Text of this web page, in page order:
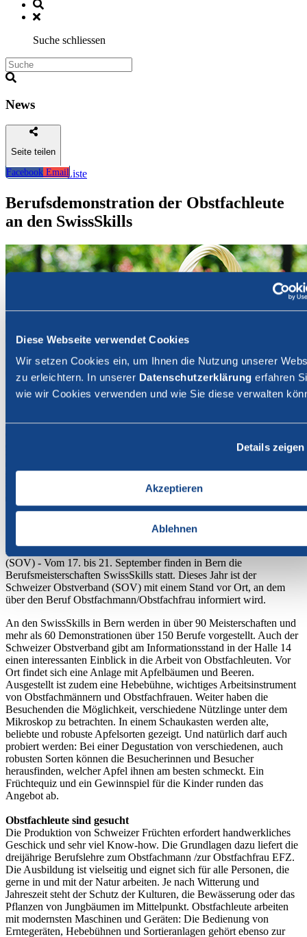
Diese Webseite verwendet Cookies
Wir setzen Cookies ein, um Ihnen die Nutzung unserer
zu erleichtern. In unserer Datenschutzerklärung erfahren
wie wir Cookies verwenden und wie Sie diese verwalten
Details zeigen
Akzeptieren
Ablehnen
Suche schliessen
News
Seite teilen
Facebook Email
Zurück zur Liste
Berufsdemonstration der Obstfachleute
an den SwissSkills
Branche Schweiz
(SOV) - Vom 17. bis 21. September finden in Bern die
Berufsmeisterschaften SwissSkills statt. Dieses Jahr ist der
Schweizer Obstverband (SOV) mit einem Stand vor Ort, an dem
über den Beruf Obstfachmann/Obstfachfrau informiert wird.
An den SwissSkills in Bern werden in über 90 Meisterschaften und
mehr als 60 Demonstrationen über 150 Berufe vorgestellt. Auch der
Schweizer Obstverband gibt am Informationsstand in der Halle 14
einen interessanten Einblick in die Arbeit von Obstfachleuten. Vor
Ort findet sich eine Anlage mit Apfelbäumen und Beeren.
Ausgestellt ist zudem eine Hebebühne, wichtiges Arbeitsinstrument
von Obstfachmännern und Obstfachfrauen. Weiter haben die
Besuchenden die Möglichkeit, verschiedene Nützlinge unter dem
Mikroskop zu betrachten. In einem Schaukasten werden alte,
beliebte und robuste Apfelsorten gezeigt. Und natürlich darf auch
probiert werden: Bei einer Degustation von verschiedenen, auch
robusten Sorten können die Besucherinnen und Besucher
herausfinden, welcher Apfel ihnen am besten schmeckt. Ein
Früchtequiz und ein Gewinnspiel für die Kinder runden das
Angebot ab.
Obstfachleute sind gesucht
Die Produktion von Schweizer Früchten erfordert handwerkliches
Geschick und sehr viel Know-how. Die Grundlagen dazu liefert die
dreijährige Berufslehre zum Obstfachmann /zur Obstfachfrau EFZ.
Die Ausbildung ist vielseitig und eignet sich für alle Personen, die
gerne in und mit der Natur arbeiten. Je nach Witterung und
Jahreszeit steht der Schutz der Kulturen, die Bewässerung oder das
Pflanzen von Jungbäumen im Mittelpunkt. Obstfachleute arbeiten
mit modernsten Maschinen und Geräten: Die Bedienung von
Erntegeräten, Hebebühnen und Sortieranlagen gehört ebenso zur